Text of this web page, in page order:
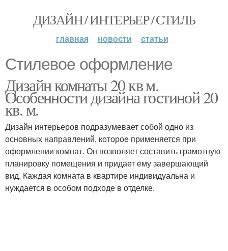
ДИЗАЙН / ИНТЕРЬЕР / СТИЛЬ
главная новости статьи
Стилевое оформление
Дизайн комнаты 20 кв м.
Особенности дизайна гостиной 20
кв. м.
Дизайн интерьеров подразумевает собой одно из
основных направлений, которое применяется при
оформлении комнат. Он позволяет составить грамотную
планировку помещения и придает ему завершающий
вид. Каждая комната в квартире индивидуальна и
нуждается в особом подходе в отделке.